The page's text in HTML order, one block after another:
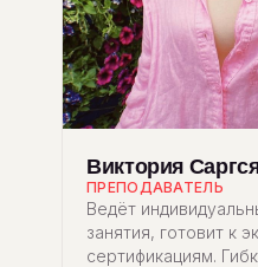
Виктория
ПРЕПОДАВАТЕЛЬ
Ведёт
занятия, готовит к
сертификациям.